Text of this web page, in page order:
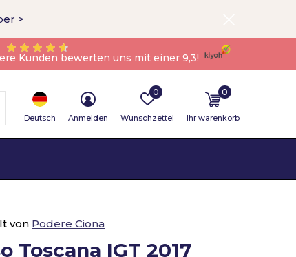
Deutsch Anmelden Wunschzettel
0
Ihr warenkorb
0
Kunden bewerten uns mit einer 9,3!
>
von Podere Ciona
Toscana IGT 2017